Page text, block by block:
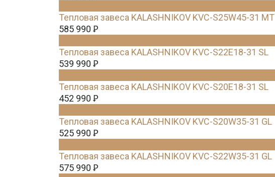
Тепловая завеса KALASHNIKOV KVC-S25W45-31 MT
585 990 Ꝑ
Тепловая завеса KALASHNIKOV KVC-S22E18-31 SL
539 990 Ꝑ
Тепловая завеса KALASHNIKOV KVC-S20E18-31 SL
452 990 Ꝑ
Тепловая завеса KALASHNIKOV KVC-S20W35-31 GL
525 990 Ꝑ
Тепловая завеса KALASHNIKOV KVC-S22W35-31 GL
575 990 Ꝑ